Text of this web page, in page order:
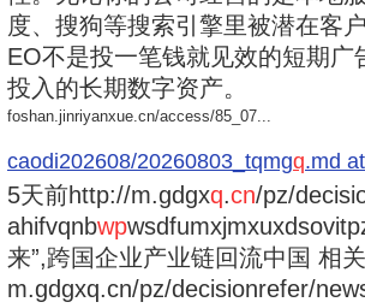
度、搜狗等搜索引擎里被潜在客
EO不是投一笔钱就见效的短期
投入的长期数字资产。
foshan.jinriyanxue.cn/access/85_07...
caodi202608/20260803_tqmgq.md
5天前http://m.gdgxq.cn/pz/
ahifvqnbwp
来”,跨国企业产业链回流中国 相
m.gdgxq.cn/pz/decisionrefer/